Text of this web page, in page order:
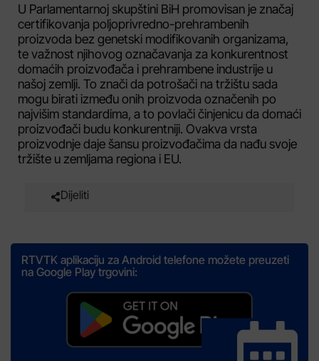
U Parlamentarnoj skupštini BiH promovisan je značaj
certifikovanja poljoprivredno-prehrambenih
proizvoda bez genetski modifikovanih organizama,
te važnost njihovog označavanja za konkurentnost
domaćih proizvođača i prehrambene industrije u
našoj zemlji. To znači da potrošači na tržištu sada
mogu birati između onih proizvoda označenih po
najvišim standardima, a to povlači činjenicu da domaći
proizvođači budu konkurentniji. Ovakva vrsta
proizvodnje daje šansu proizvođačima da nađu svoje
tržište u zemljama regiona i EU.
Dijeliti
RTVTK aplikaciju za Android telefone možete preuzeti
na Google Play trgovini: